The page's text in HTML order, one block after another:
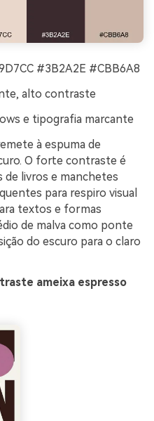
#3B2A2E #CBB6A8
alto contraste
e tipografia marcante
à espuma de
O forte contraste é
de livros e manchetes
para respiro visual
textos e formas
de malva como ponte
do escuro para o claro
ameixa espresso